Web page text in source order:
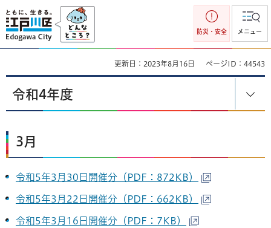
江戸川区
防災・安全 メニュー
更新日：2023年8月16日 ページID：44543
令和4年度
3月
令和5年3月30日開催分（PDF：872KB）
令和5年3月22日開催分（PDF：662KB）
令和5年3月16日開催分（PDF：7KB）